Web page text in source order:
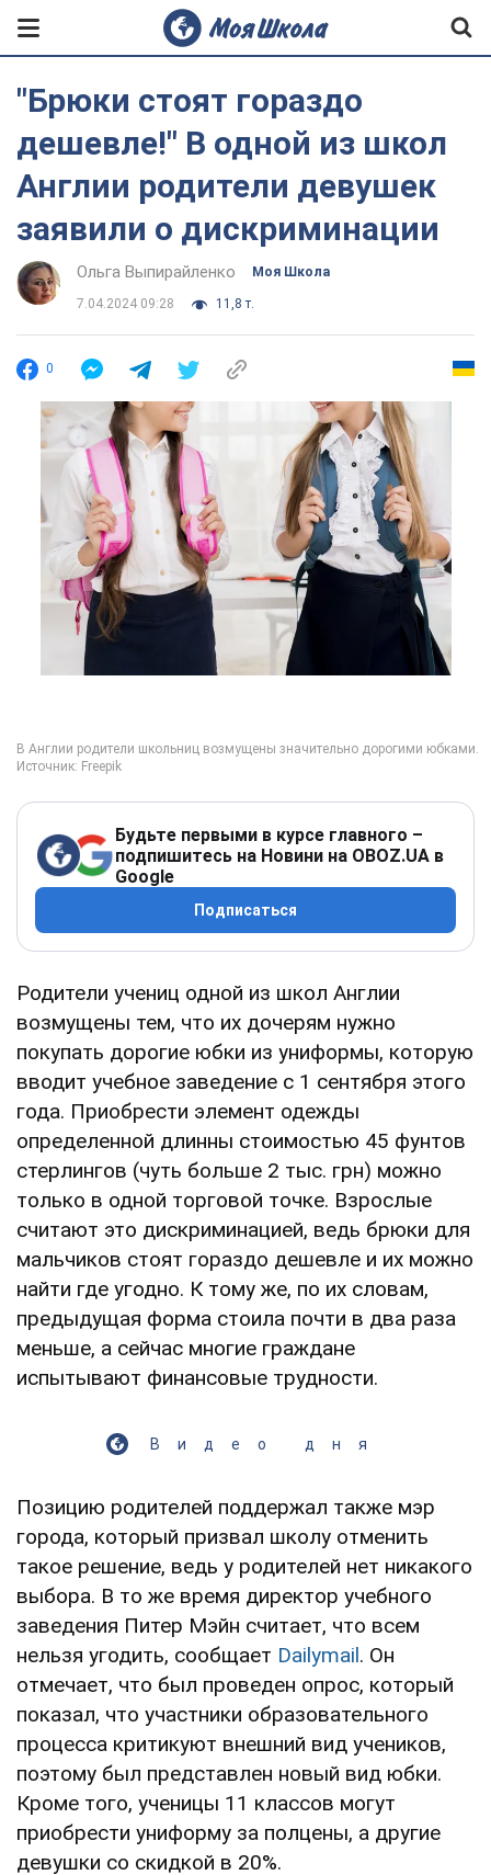
"Брюки стоят гораздо
дешевле!" В одной из школ
Англии родители девушек
заявили о дискриминации
Ольга Выпирайленко Моя Школа
7.04.2024 09:28 11,8 т.
0
Будьте первыми в курсе главного –
подпишитесь на Новини на OBOZ.UA в
Google
Подписаться
Родители учениц одной из школ Англии
возмущены тем, что их дочерям нужно
покупать дорогие юбки из униформы, которую
вводит учебное заведение с 1 сентября этого
года. Приобрести элемент одежды
определенной длинны стоимостью 45 фунтов
стерлингов (чуть больше 2 тыс. грн) можно
только в одной торговой точке. Взрослые
считают это дискриминацией, ведь брюки для
мальчиков стоят гораздо дешевле и их можно
найти где угодно. К тому же, по их словам,
предыдущая форма стоила почти в два раза
меньше, а сейчас многие граждане
испытывают финансовые трудности.
Видео дня
Позицию родителей поддержал также мэр
города, который призвал школу отменить
такое решение, ведь у родителей нет никакого
выбора. В то же время директор учебного
заведения Питер Мэйн считает, что всем
нельзя угодить, сообщает Dailymail. Он
отмечает, что был проведен опрос, который
показал, что участники образовательного
процесса критикуют внешний вид учеников,
поэтому был представлен новый вид юбки.
Кроме того, ученицы 11 классов могут
приобрести униформу за полцены, а другие
девушки со скидкой в 20%.